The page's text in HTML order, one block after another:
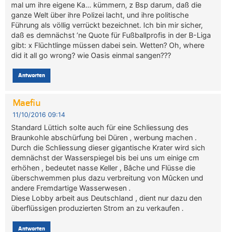
mal um ihre eigene Ka… kümmern, z Bsp darum, daß die
ganze Welt über ihre Polizei lacht, und ihre politische
Führung als völlig verrückt bezeichnet. Ich bin mir sicher,
daß es demnächst ’ne Quote für Fußballprofis in der B-Liga
gibt: x Flüchtlinge müssen dabei sein. Wetten? Oh, where
did it all go wrong? wie Oasis einmal sangen???
Antworten
Maefiu
11/10/2016 09:14
Standard Lüttich solte auch für eine Schliessung des
Braunkohle abschürfung bei Düren , werbung machen .
Durch die Schliessung dieser gigantische Krater wird sich
demnächst der Wasserspiegel bis bei uns um einige cm
erhöhen , bedeutet nasse Keller , Bâche und Flüsse die
überschwemmen plus dazu verbreitung von Mûcken und
andere Fremdartige Wasserwesen .
Diese Lobby arbeit aus Deutschland , dient nur dazu den
überflüssigen produzierten Strom an zu verkaufen .
Antworten